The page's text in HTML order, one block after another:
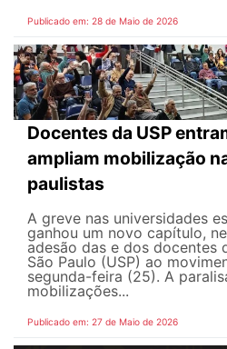
Publicado em: 28 de Maio de 2026
Docentes da USP
ampliam mobilização
paulistas
A greve nas universidades
ganhou um novo capítulo,
adesão das e dos docentes
São Paulo (USP) ao
segunda-feira (25). A
mobilizações...
Publicado em: 27 de Maio de 2026